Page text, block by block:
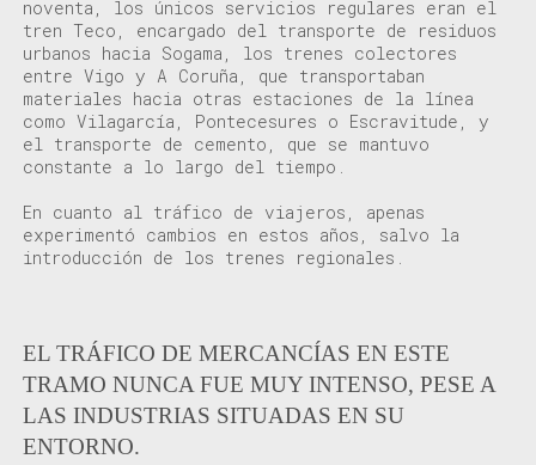
noventa, los únicos servicios regulares eran el
tren Teco, encargado del transporte de residuos
urbanos hacia Sogama, los trenes colectores
entre Vigo y A Coruña, que transportaban
materiales hacia otras estaciones de la línea
como Vilagarcía, Pontecesures o Escravitude, y
el transporte de cemento, que se mantuvo
constante a lo largo del tiempo.
En cuanto al tráfico de viajeros, apenas
experimentó cambios en estos años, salvo la
introducción de los trenes regionales.
EL TRÁFICO DE MERCANCÍAS EN ESTE
TRAMO NUNCA FUE MUY INTENSO, PESE A
LAS INDUSTRIAS SITUADAS EN SU
ENTORNO.